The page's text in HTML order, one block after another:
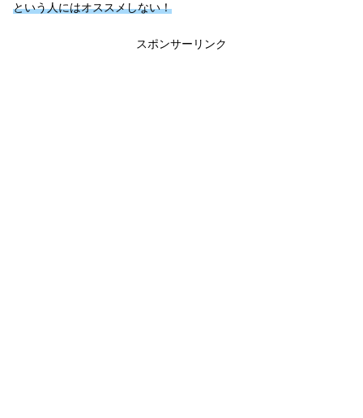
という人にはオススメしない！
スポンサーリンク